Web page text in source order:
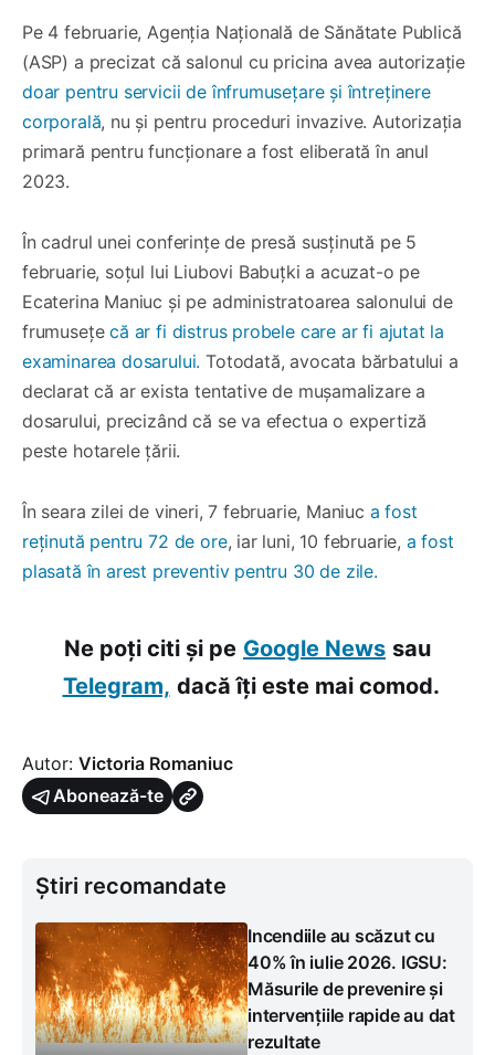
Pe 4 februarie, Agenția Națională de Sănătate Publică
(ASP) a precizat că salonul cu pricina avea autorizație
doar pentru servicii de înfrumusețare și întreținere
corporală, nu și pentru proceduri invazive. Autorizația
primară pentru funcționare a fost eliberată în anul
2023.
În cadrul unei conferințe de presă susținută pe 5
februarie, soțul lui Liubovi Babuțki a acuzat-o pe
Ecaterina Maniuc și pe administratoarea salonului de
frumusețecă ar fi distrus probele care ar fi ajutat la
examinarea dosarului. Totodată, avocata bărbatului a
declarat că ar exista tentative de mușamalizare a
dosarului, precizând că se va efectua o expertiză
peste hotarele țării.
În seara zilei de vineri, 7 februarie, Maniuc a fost
reținută pentru 72 de ore, iar luni, 10 februarie, a fost
plasată în arest preventiv pentru 30 de zile.
Ne poți citi și pe Google News sau
Telegram, dacă îți este mai comod.
Autor: Victoria Romaniuc
Abonează-te
Știri recomandate
Incendiile au scăzut cu
40% în iulie 2026. IGSU:
Măsurile de prevenire și
intervențiile rapide au dat
rezultate